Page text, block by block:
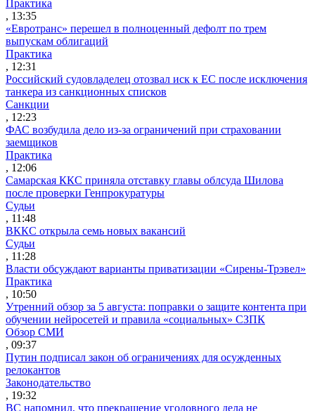
Практика
, 13:35
«Евротранс» перешел в полноценный дефолт по трем
выпускам облигаций
Практика
, 12:31
Российский судовладелец отозвал иск к ЕС после исключения
танкера из санкционных списков
Санкции
, 12:23
ФАС возбудила дело из-за ограничений при страховании
заемщиков
Практика
, 12:06
Самарская ККС приняла отставку главы облсуда Шилова
после проверки Генпрокуратуры
Судьи
, 11:48
ВККС открыла семь новых вакансий
Судьи
, 11:28
Власти обсуждают варианты приватизации «Сирены-Трэвел»
Практика
, 10:50
Утренний обзор за 5 августа: поправки о защите контента при
обучении нейросетей и правила «социальных» СЗПК
Обзор СМИ
, 09:37
Путин подписал закон об ограничениях для осужденных
релокантов
Законодательство
, 19:32
ВС напомнил, что прекращение уголовного дела не